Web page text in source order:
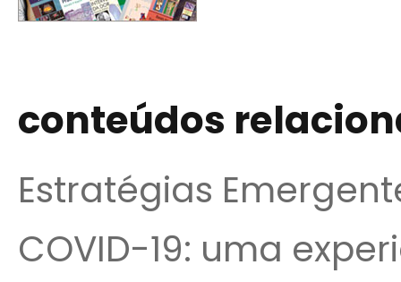
conteúdos
Estratégias
COVID-19: uma